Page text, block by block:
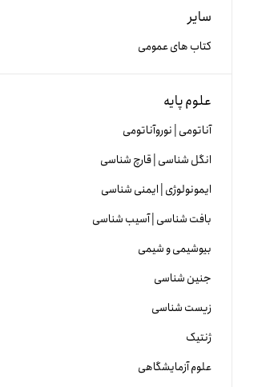
سایر
کتاب های عمومی
علوم پایه
آناتومی | نوروآناتومی
انگل شناسی | قارچ شناسی
ایمونولوژی | ایمنی شناسی
بافت شناسی | آسیب شناسی
بیوشیمی و شیمی
جنین شناسی
زیست شناسی
ژنتیک
علوم آزمایشگاهی